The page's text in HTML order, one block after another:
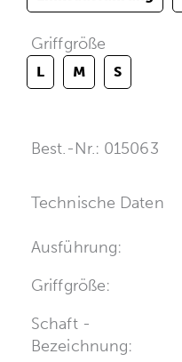
Griffgröße
L M S
Best.-Nr.: 015063
Technische Daten
Ausführung:
Griffgröße:
Schaft -
Bezeichnung: